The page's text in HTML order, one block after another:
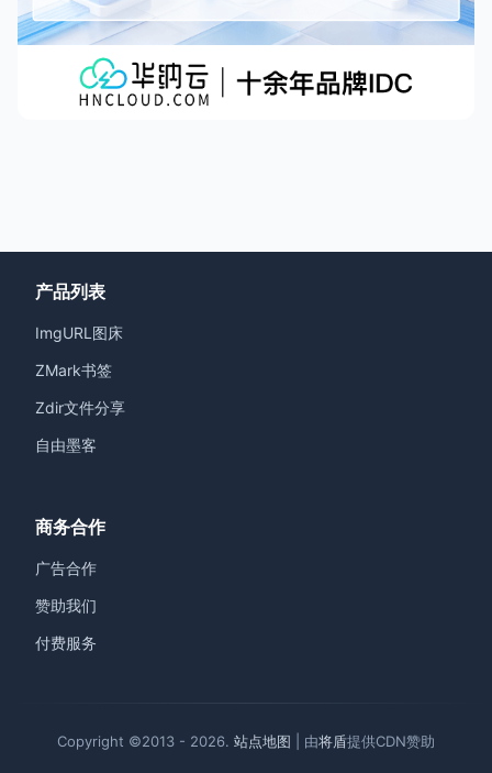
产品列表
ImgURL图床
ZMark书签
Zdir文件分享
自由墨客
商务合作
广告合作
赞助我们
付费服务
Copyright ©2013 - 2026. 站点地图 | 由将盾提供CDN赞助